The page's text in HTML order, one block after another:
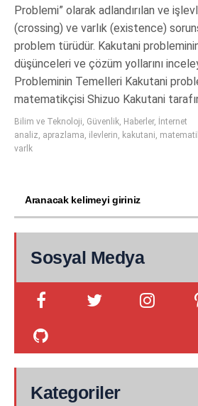
Problemi” olarak adlandırılan ve
(crossing) ve varlık (existence)
problem türüdür. Kakutani
düşünceleri ve çözüm yollarını
Probleminin Temelleri Kakutani
matematikçisi Shizuo Kakutani
Bilim ve Teknoloji, Güvenlik, Haberler, İnternet
analiz, aprazlama, ilevlerin, kakutani,
varlk
Sosyal Medya
Kategoriler